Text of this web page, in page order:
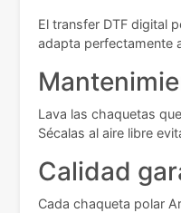
El transfer DTF digital
adapta perfectamente
Lava las chaquetas
Sécalas al aire libre
Calidad
Cada chaqueta polar